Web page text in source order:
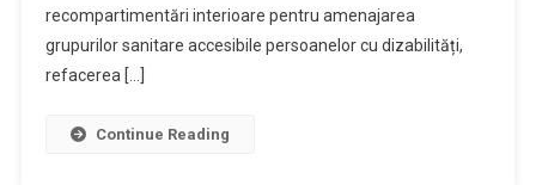
recompartimentări interioare pentru amenajarea
grupurilor sanitare accesibile persoanelor cu dizabilități,
refacerea […]
Continue Reading